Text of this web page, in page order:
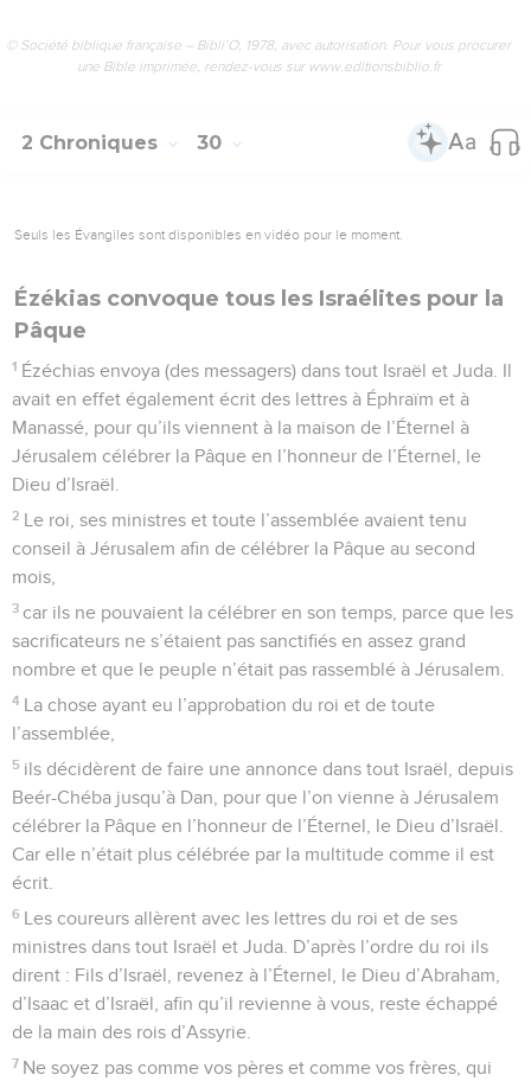
© Société biblique française – Bibli’O, 1978, avec autorisation. Pour vous procurer
une Bible imprimée, rendez-vous sur www.editionsbiblio.fr
2 Chroniques 30
Seuls les Évangiles sont disponibles en vidéo pour le moment.
Ézékias convoque tous les Israélites pour la
Pâque
1 Ézéchias envoya (des messagers) dans tout Israël et Juda. Il
avait en effet également écrit des lettres à Éphraïm et à
Manassé, pour qu’ils viennent à la maison de l’Éternel à
Jérusalem célébrer la Pâque en l’honneur de l’Éternel, le
Dieu d’Israël.
2 Le roi, ses ministres et toute l’assemblée avaient tenu
conseil à Jérusalem afin de célébrer la Pâque au second
mois,
3 car ils ne pouvaient la célébrer en son temps, parce que les
sacrificateurs ne s’étaient pas sanctifiés en assez grand
nombre et que le peuple n’était pas rassemblé à Jérusalem.
4 La chose ayant eu l’approbation du roi et de toute
l’assemblée,
5 ils décidèrent de faire une annonce dans tout Israël, depuis
Beér-Chéba jusqu’à Dan, pour que l’on vienne à Jérusalem
célébrer la Pâque en l’honneur de l’Éternel, le Dieu d’Israël.
Car elle n’était plus célébrée par la multitude comme il est
écrit.
6 Les coureurs allèrent avec les lettres du roi et de ses
ministres dans tout Israël et Juda. D’après l’ordre du roi ils
dirent : Fils d’Israël, revenez à l’Éternel, le Dieu d’Abraham,
d’Isaac et d’Israël, afin qu’il revienne à vous, reste échappé
de la main des rois d’Assyrie.
7 Ne soyez pas comme vos pères et comme vos frères, qui